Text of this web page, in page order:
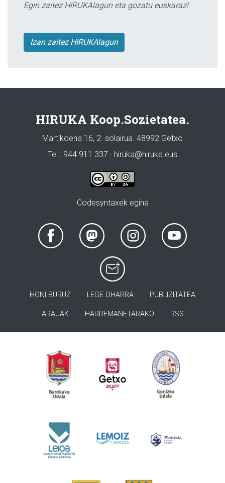
Egin zaitez HIRUKAlagun eta gozatu euskaraz!
Izan zaitez HIRUKAlagun
HIRUKA Koop.Sozietatea.
Martikoena 16, 2. solairua. 48992 Getxo
Tel.: 944 911 337 · hiruka@hiruka.eus
Codesyntaxek egina
HONI BURUZ LEGE OHARRA PUBLIZITATEA
ARAUAK HARREMANETARAKO RSS